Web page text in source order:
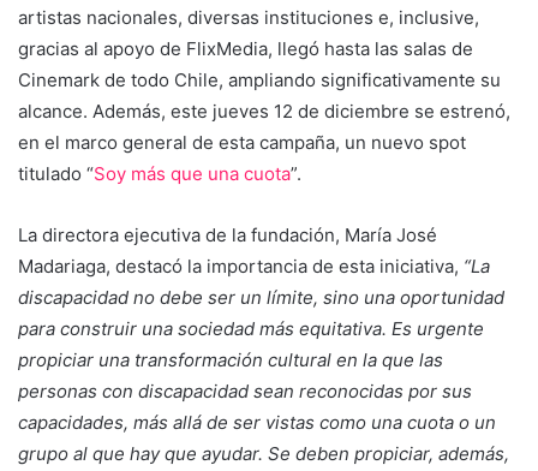
artistas nacionales, diversas instituciones e, inclusive,
gracias al apoyo de FlixMedia, llegó hasta las salas de
Cinemark de todo Chile, ampliando significativamente su
alcance. Además, este jueves 12 de diciembre se estrenó,
en el marco general de esta campaña, un nuevo spot
titulado “Soy más que una cuota”.
La directora ejecutiva de la fundación, María José
Madariaga, destacó la importancia de esta iniciativa, “La
discapacidad no debe ser un límite, sino una oportunidad
para construir una sociedad más equitativa. Es urgente
propiciar una transformación cultural en la que las
personas con discapacidad sean reconocidas por sus
capacidades, más allá de ser vistas como una cuota o un
grupo al que hay que ayudar. Se deben propiciar, además,